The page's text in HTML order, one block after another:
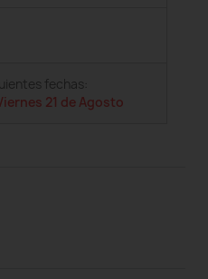
fechas:
21 de Agosto